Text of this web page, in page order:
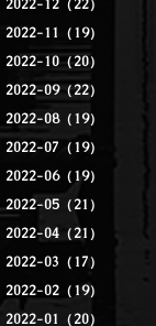
2022-12（22）
2022-11（19）
2022-10（20）
2022-09（22）
2022-08（19）
2022-07（19）
2022-06（19）
2022-05（21）
2022-04（21）
2022-03（17）
2022-02（19）
2022-01（20）